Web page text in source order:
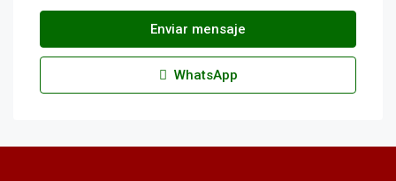
Enviar mensaje
WhatsApp